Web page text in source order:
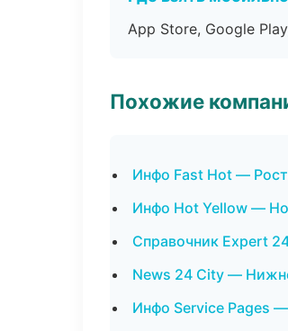
App Store, Google
Похожие
Инфо Fast Hot —
Инфо Hot Yellow —
Справочник Expert
News 24 City —
Инфо Service Pages